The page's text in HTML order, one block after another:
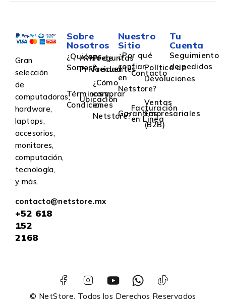
Gran
selección
de
computadoras,
hardware,
laptops,
accesorios,
monitores,
computación,
tecnología,
y más.
contacto@netstore.mx
+52 618
152
2168
Sobre
Nosotros
¿Quiénes
Somos?
Aviso de
Privacidad
Preguntas
Frecuentes
Términos y
Condiciones
Ubicación
¿Cómo
comprar
en
Netstore?
Nuestro
Sitio
¿Por qué
confiar
en
Netstore?
Contacto
Política de
Devoluciones
Garantías
Facturación
en Linea
Ventas
Empresariales
(B2B)
Tu
Cuenta
Seguimiento
de pedidos
© NetStore. Todos los Derechos Reservados